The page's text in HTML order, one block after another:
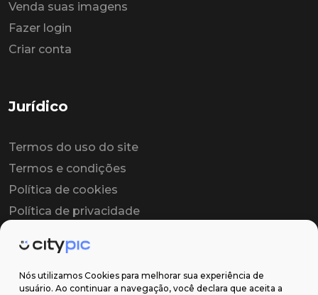
Nós utilizamos Cookies para melhorar sua experiência de
usuário. Ao continuar a navegação, você declara que aceita a
Venda suas imagens
Fazer login
Criar conta
Jurídico
Termos do uso do site
Termos e condições
Política de cookies
Política de privacidade
Contrato de licença